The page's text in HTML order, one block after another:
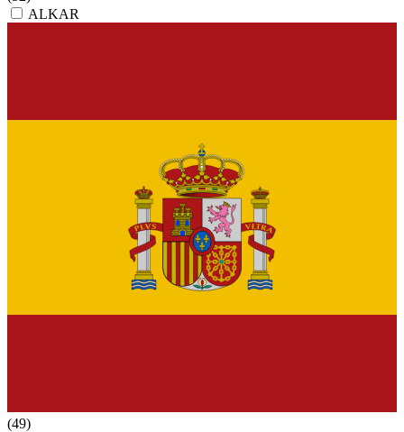
ALKAR
(49)